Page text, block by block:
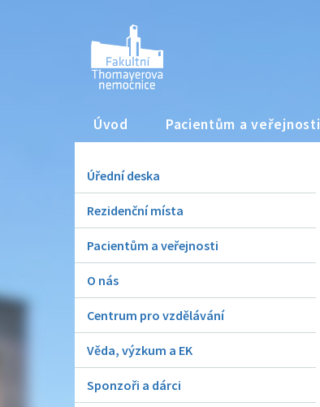
Úvod Pacientům a veřejnosti
Úřední deska
Rezidenční místa
Pacientům a veřejnosti
O nás
Centrum pro vzdělávání
Věda, výzkum a EK
Sponzoři a dárci